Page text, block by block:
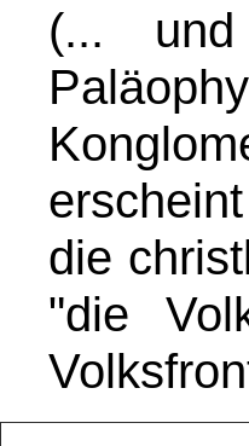
(... und
die
"die